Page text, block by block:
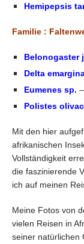
Hemipepsis
Familie :
Belonogaster
Delta
Eumenes sp.
Polistes
Mit den hier
afrikanischen
Vollständigkeit
die faszinierende
ich auf meinen
Meine Fotos von
vielen Reisen in
seiner natürlichen